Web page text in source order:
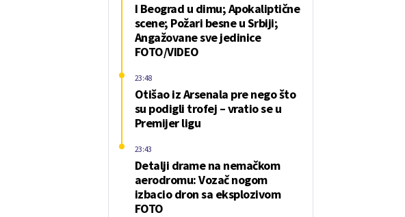
I Beograd u dimu; Apokaliptične
scene; Požari besne u Srbiji;
Angažovane sve jedinice
FOTO/VIDEO
Otišao iz Arsenala pre nego što
su podigli trofej – vratio se u
Premijer ligu
23:48
Detalji drame na nemačkom
aerodromu: Vozač nogom
izbacio dron sa eksplozivom
FOTO
23:43